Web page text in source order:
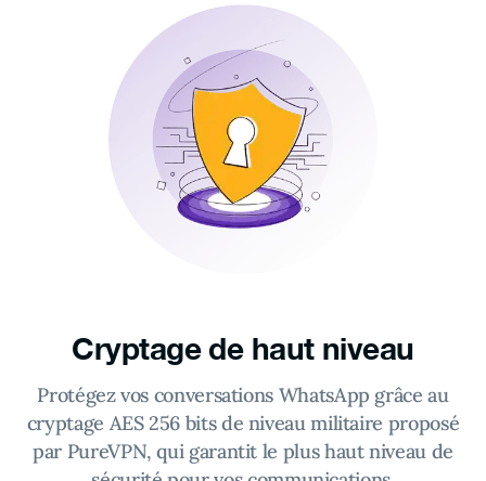
Cryptage de haut niveau
Protégez vos conversations WhatsApp grâce au
cryptage AES 256 bits de niveau militaire proposé
par PureVPN, qui garantit le plus haut niveau de